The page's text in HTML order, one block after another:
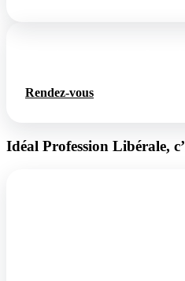
Rendez-vous
Idéal Profession Libérale,